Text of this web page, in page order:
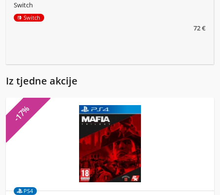
72 €
Switch
Switch
Iz tjedne akcije
-17%
PS4